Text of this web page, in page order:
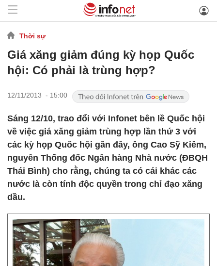
Thời sự
Giá xăng giảm đúng kỳ họp Quốc
hội: Có phải là trùng hợp?
12/11/2013 - 15:00
Sáng 12/10, trao đổi với Infonet bên lề Quốc hội
về việc giá xăng giảm trùng hợp lần thứ 3 với
các kỳ họp Quốc hội gần đây, ông Cao Sỹ Kiêm,
nguyên Thống đốc Ngân hàng Nhà nước (ĐBQH
Thái Bình) cho rằng, chúng ta có cái khác các
nước là còn tính độc quyền trong chỉ đạo xăng
dầu.